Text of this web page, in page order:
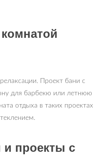
Проект бани с
для барбекю или летнюю
отдыха в таких проектах
и проекты с